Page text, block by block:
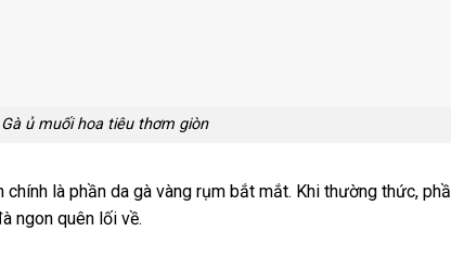
Gà ủ muối hoa tiêu thơm giòn
là phần da gà vàng rụm bắt mắt. Khi thường thức,
ngon quên lối về.